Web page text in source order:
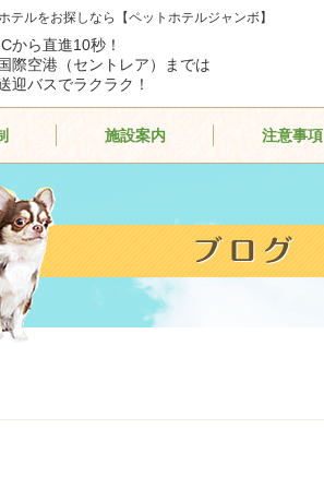
ルをお探しなら【ペットホテルジャンボ】
から直進10秒！
際空港（セントレア）までは
迎バスでラクラク！
施設案内 注意事項